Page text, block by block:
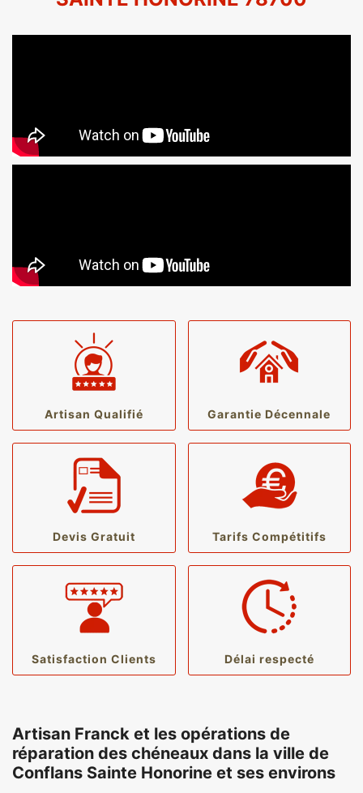
Artisan Qualifié Garantie Décennale
Devis Gratuit Tarifs Compétitifs
Satisfaction Clients Délai respecté
Artisan Franck et les opérations de
réparation des chéneaux dans la ville de
Conflans Sainte Honorine et ses environs